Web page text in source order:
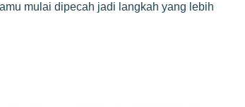
mulai dipecah jadi langkah yang lebih